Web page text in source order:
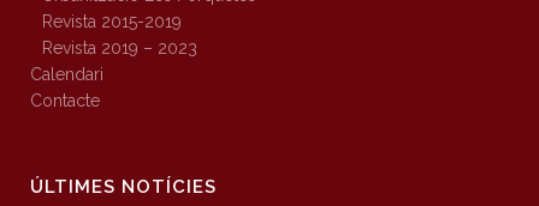
Revista 2015-2019
Revista 2019 – 2023
Calendari
Contacte
ÚLTIMES NOTÍCIES